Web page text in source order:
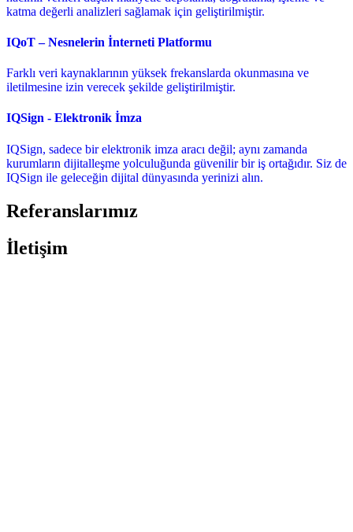
katma değerli analizleri sağlamak için geliştirilmiştir.
IQoT – Nesnelerin İnterneti Platformu
Farklı veri kaynaklarının yüksek frekanslarda okunmasına ve
iletilmesine izin verecek şekilde geliştirilmiştir.
IQSign - Elektronik İmza
IQSign, sadece bir elektronik imza aracı değil; aynı zamanda
kurumların dijitalleşme yolculuğunda güvenilir bir iş ortağıdır. Siz de
IQSign ile geleceğin dijital dünyasında yerinizi alın.
Referanslarımız
İletişim